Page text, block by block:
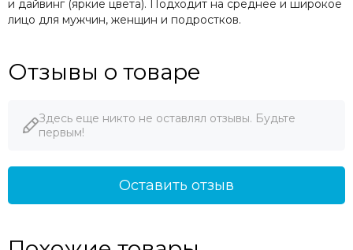
и дайвинг (яркие цвета). Подходит на среднее и широкое
лицо для мужчин, женщин и подростков.
Отзывы о товаре
Здесь еще никто не оставлял отзывы. Будьте
первым!
Оставить отзыв